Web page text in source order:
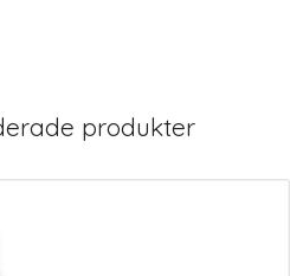
produkter